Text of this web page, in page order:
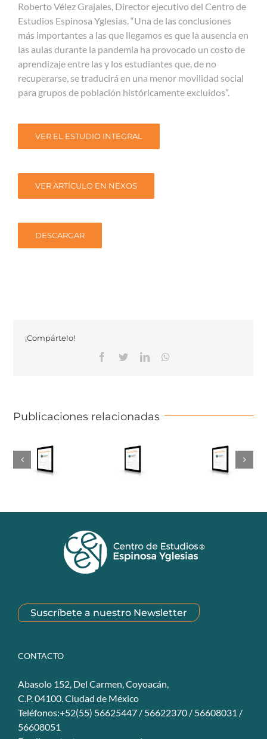
Roberto Vélez Grajales, Director ejecutivo del Centro de
Estudios Espinosa Yglesias. “Una de las conclusiones
más importantes a las que llegamos es que la ausencia en
las aulas durante la pandemia ha provocado un costo de
aprendizaje entre las y los estudiantes que, de no
recuperarse, se traducirá en una menor movilidad social
para grupos de población históricamente excluidos”.
VER EL ESTUDIO INTEGRAL
VER ARTÍCULO EN NEXOS
DESCARGAR
¡Compártelo!
Facebook
TwitterLinkedinWhatsapp
Publicaciones relacionadas
Suscríbete a nuestro Newsletter
CONTACTO
Abasolo 152, Del Carmen, Coyoacán,
C.P. 04100. Ciudad de México
Teléfonos:+52(55) 56625447 / 56622370 / 56608031 /
56608051